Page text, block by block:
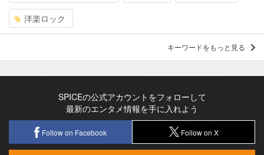
洋楽ロック
キーワードをもっと見る
SPICEの公式アカウントをフォローして
最新のエンタメ情報を手に入れよう
Follow on Facebook Follow on X